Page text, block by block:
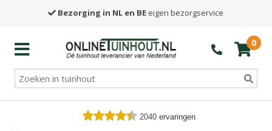
Bezorging in NL en BE eigen bezorgservice
0
2040 ervaringen